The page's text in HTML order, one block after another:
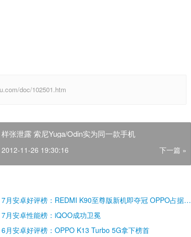
doc/102501.htm
样张泄露 索尼Yuga/Odin实为同一款手机
2012-11-26 19:30:16 下一篇 »
7月安卓好评榜：REDMI K90至尊版新机即夺冠 OPPO占据半
壁江山
7月安卓性能榜：iQOO成功卫冕
6月安卓好评榜：OPPO K13 Turbo 5G拿下榜首